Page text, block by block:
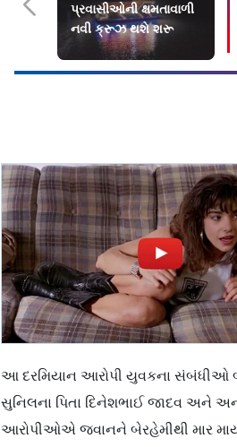
પ્રવાસીઓની ક્ષમતાવાળી
નવી ક્રૂઝ થશે શરૂ
આ દરમિયાન આરોપી યુવકના સંબંધીઓ
સુનિલના પિતા દિનેશભાઈ જાદવ અને
આરોપીઓએ જવાનને બેરહેમીથી માર